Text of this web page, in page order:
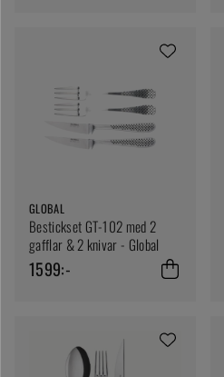
GLOBAL
Bestickset GT-102 med 2
gafflar & 2 knivar - Global
1599:-